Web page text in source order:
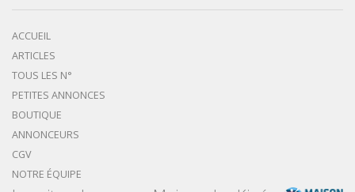
ACCUEIL
ARTICLES
TOUS LES N°
PETITES ANNONCES
BOUTIQUE
ANNONCEURS
CGV
NOTRE ÉQUIPE